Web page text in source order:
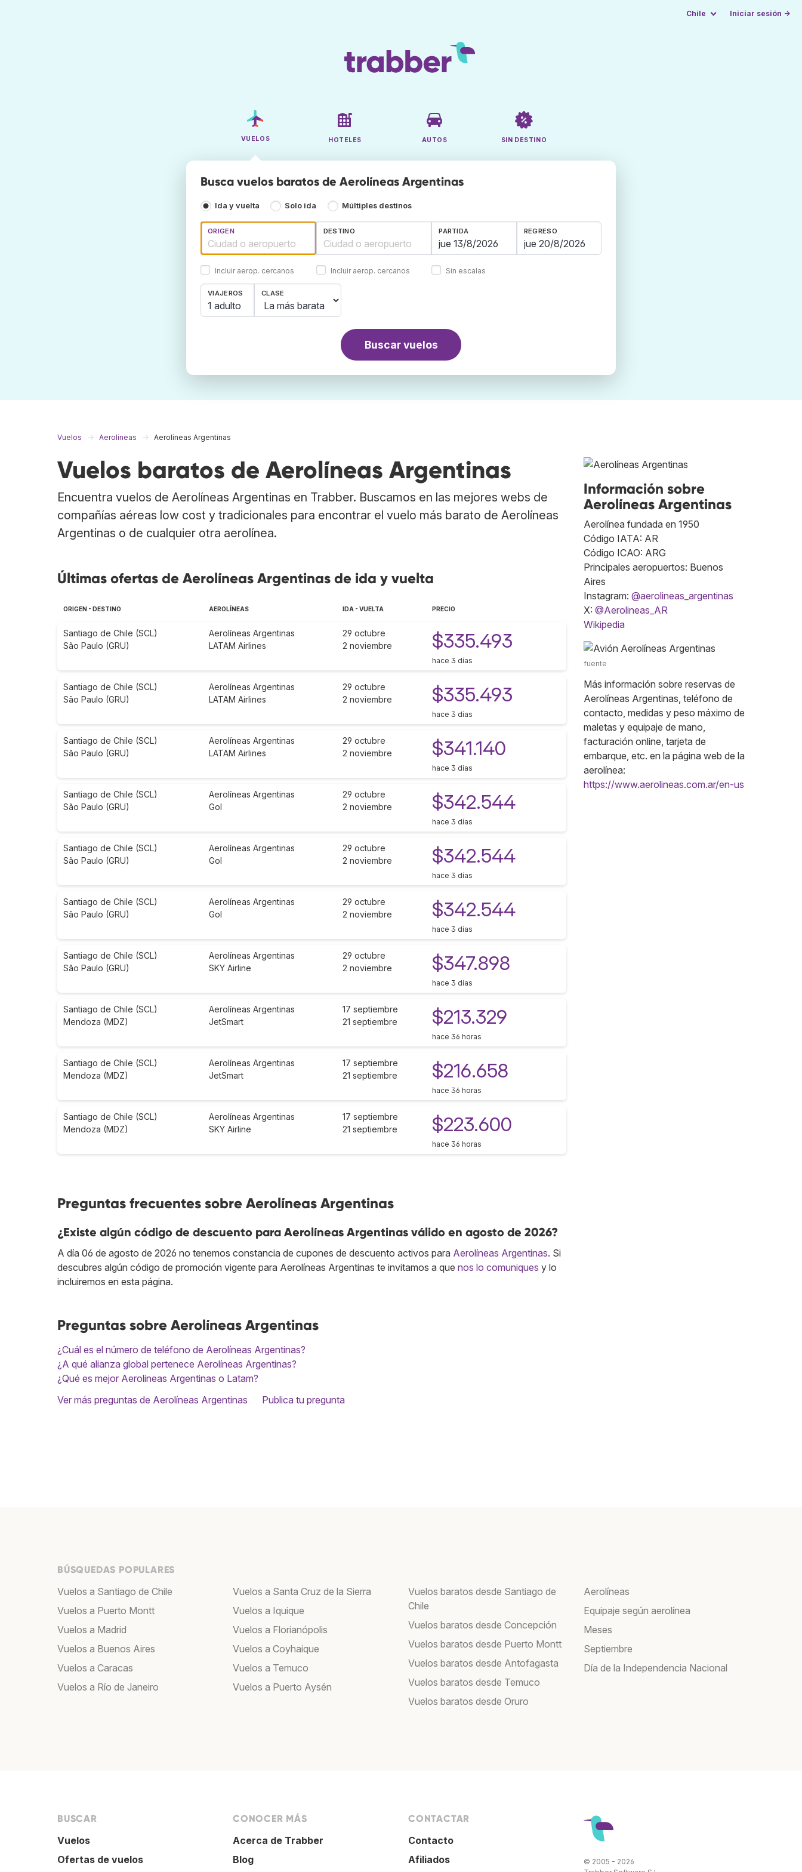
Chile Iniciar sesión →
VUELOS HOTELES AUTOS SIN DESTINO
Busca vuelos baratos de Aerolíneas Argentinas
Ida y vuelta Solo ida Múltiples destinos
ORIGEN
Incluir aerop. cercanos
DESTINO
Incluir aerop. cercanos
PARTIDA REGRESO
Sin escalas
VIAJEROS
1 adulto
CLASE
Buscar vuelos
Vuelos Aerolíneas Aerolíneas Argentinas
Vuelos baratos de Aerolíneas Argentinas
Encuentra vuelos de Aerolíneas Argentinas en Trabber. Buscamos en las mejores webs de
compañías aéreas low cost y tradicionales para encontrar el vuelo más barato de Aerolíneas
Argentinas o de cualquier otra aerolínea.
Últimas ofertas de Aerolíneas Argentinas de ida y vuelta
ORIGEN - DESTINO AEROLÍNEAS IDA - VUELTA PRECIO
Santiago de Chile (SCL)
São Paulo (GRU)
Aerolíneas Argentinas
LATAM Airlines
29 octubre
2 noviembre
$335.493
hace 3 días
Santiago de Chile (SCL)
São Paulo (GRU)
Aerolíneas Argentinas
LATAM Airlines
29 octubre
2 noviembre
$335.493
hace 3 días
Santiago de Chile (SCL)
São Paulo (GRU)
Aerolíneas Argentinas
LATAM Airlines
29 octubre
2 noviembre
$341.140
hace 3 días
Santiago de Chile (SCL)
São Paulo (GRU)
Aerolíneas Argentinas
Gol
29 octubre
2 noviembre
$342.544
hace 3 días
Santiago de Chile (SCL)
São Paulo (GRU)
Aerolíneas Argentinas
Gol
29 octubre
2 noviembre
$342.544
hace 3 días
Santiago de Chile (SCL)
São Paulo (GRU)
Aerolíneas Argentinas
Gol
29 octubre
2 noviembre
$342.544
hace 3 días
Santiago de Chile (SCL)
São Paulo (GRU)
Aerolíneas Argentinas
SKY Airline
29 octubre
2 noviembre
$347.898
hace 3 días
Santiago de Chile (SCL)
Mendoza (MDZ)
Aerolíneas Argentinas
JetSmart
17 septiembre
21 septiembre
$213.329
hace 36 horas
Santiago de Chile (SCL)
Mendoza (MDZ)
Aerolíneas Argentinas
JetSmart
17 septiembre
21 septiembre
$216.658
hace 36 horas
Santiago de Chile (SCL)
Mendoza (MDZ)
Aerolíneas Argentinas
SKY Airline
17 septiembre
21 septiembre
$223.600
hace 36 horas
Preguntas frecuentes sobre Aerolíneas Argentinas
¿Existe algún código de descuento para Aerolíneas Argentinas válido en agosto de 2026?
A día 06 de agosto de 2026 no tenemos constancia de cupones de descuento activos para Aerolíneas Argentinas. Si
descubres algún código de promoción vigente para Aerolíneas Argentinas te invitamos a que nos lo comuniques y lo
incluiremos en esta página.
Preguntas sobre Aerolíneas Argentinas
¿Cuál es el número de teléfono de Aerolíneas Argentinas?
¿A qué alianza global pertenece Aerolíneas Argentinas?
¿Qué es mejor Aerolineas Argentinas o Latam?
Ver más preguntas de Aerolíneas Argentinas
Publica tu pregunta
Información sobre
Aerolíneas Argentinas
Aerolínea fundada en 1950
Código IATA: AR
Código ICAO: ARG
Principales aeropuertos: Buenos
Aires
Instagram: @aerolineas_argentinas
X: @Aerolineas_AR
Wikipedia
fuente
Más información sobre reservas de
Aerolíneas Argentinas, teléfono de
contacto, medidas y peso máximo de
maletas y equipaje de mano,
facturación online, tarjeta de
embarque, etc. en la página web de la
aerolínea:
https://www.aerolineas.com.ar/en-us
BÚSQUEDAS POPULARES
Vuelos a Santiago de Chile
Vuelos a Puerto Montt
Vuelos a Madrid
Vuelos a Buenos Aires
Vuelos a Caracas
Vuelos a Río de Janeiro
Vuelos a Santa Cruz de la Sierra
Vuelos a Iquique
Vuelos a Florianópolis
Vuelos a Coyhaique
Vuelos a Temuco
Vuelos a Puerto Aysén
Vuelos baratos desde Santiago de
Chile
Vuelos baratos desde Concepción
Vuelos baratos desde Puerto Montt
Vuelos baratos desde Antofagasta
Vuelos baratos desde Temuco
Vuelos baratos desde Oruro
Aerolíneas
Equipaje según aerolínea
Meses
Septiembre
Día de la Independencia Nacional
BUSCAR
Vuelos
Ofertas de vuelos
CONOCER MÁS
Acerca de Trabber
Blog
CONTACTAR
Contacto
Afiliados
© 2005 - 2026